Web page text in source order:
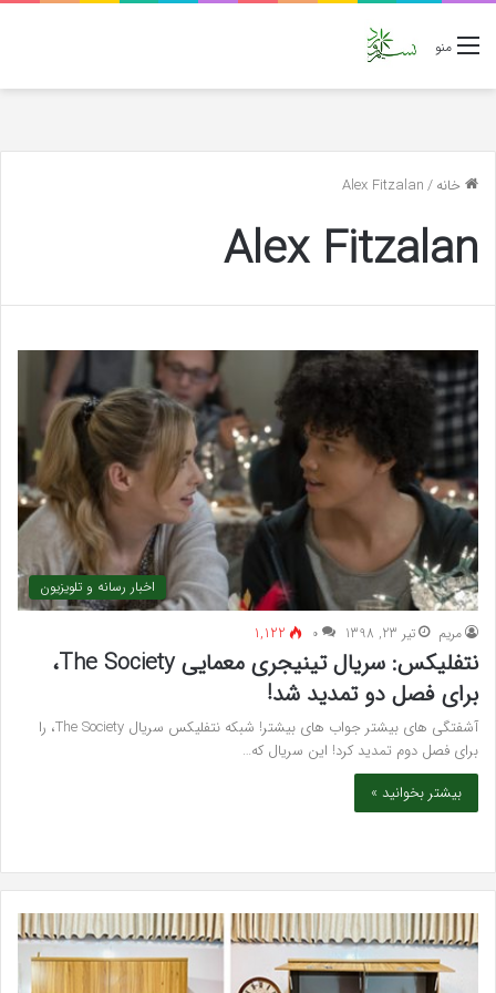
منو
خانه/
Alex Fitzalan
Alex Fitzalan
اخبار رسانه و تلویزیون
مريم تیر 23, 1398 ۰ 1,122
نتفلیکس: سریال تینیجری معمایی The Society،
برای فصل دو تمدید شد!
آشفتگی های بیشتر جواب های بیشتر! شبکه نتفلیکس سریال The Society، را
برای فصل دوم تمدید کرد! این سریال که…
بیشتر بخوانید »
خرید
مدل